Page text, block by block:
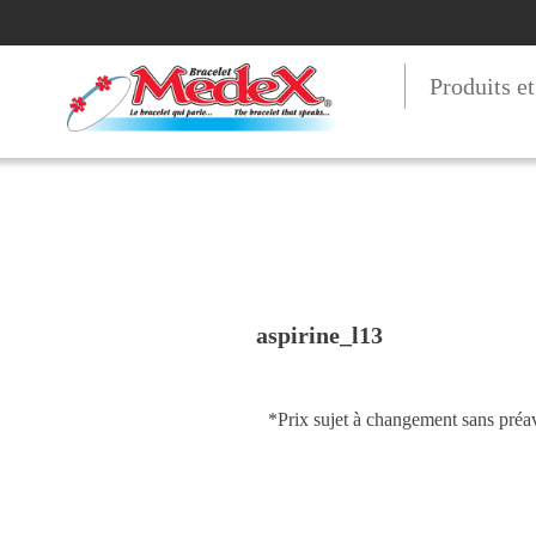
Produits
aspirine_l13
*Prix sujet à changement sans